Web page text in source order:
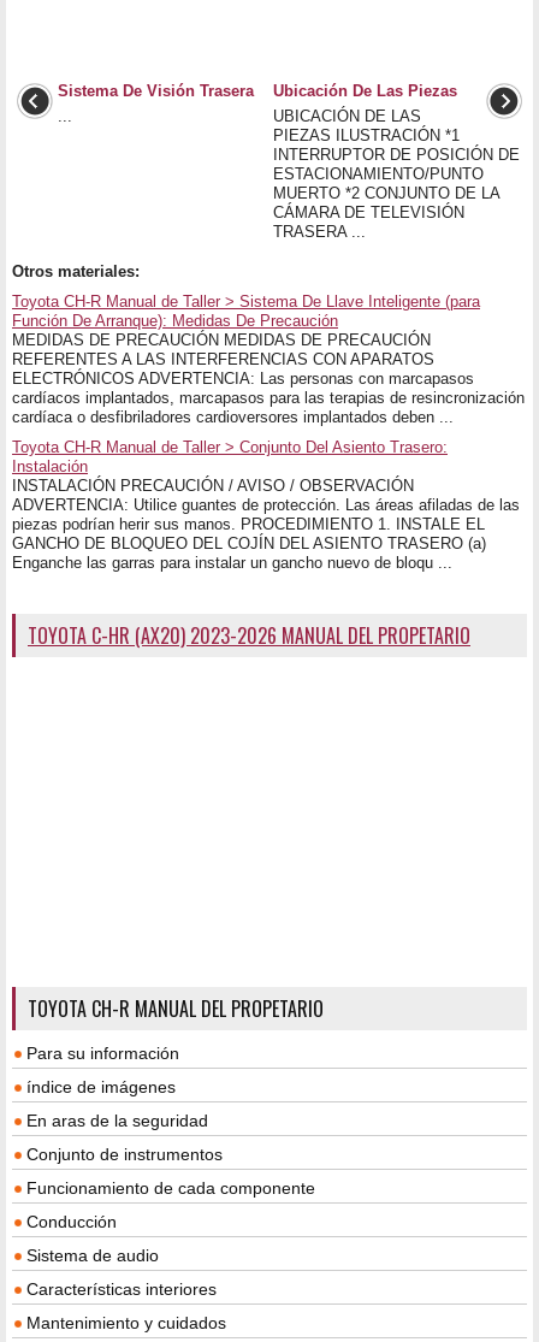
Sistema De Visión Trasera
...
Ubicación De Las Piezas
UBICACIÓN DE LAS
PIEZAS ILUSTRACIÓN *1
INTERRUPTOR DE POSICIÓN DE
ESTACIONAMIENTO/PUNTO
MUERTO *2 CONJUNTO DE LA
CÁMARA DE TELEVISIÓN
TRASERA ...
Otros materiales:
Toyota CH-R Manual de Taller > Sistema De Llave Inteligente (para
Función De Arranque): Medidas De Precaución
MEDIDAS DE PRECAUCIÓN MEDIDAS DE PRECAUCIÓN
REFERENTES A LAS INTERFERENCIAS CON APARATOS
ELECTRÓNICOS ADVERTENCIA: Las personas con marcapasos
cardíacos implantados, marcapasos para las terapias de resincronización
cardíaca o desfibriladores cardioversores implantados deben ...
Toyota CH-R Manual de Taller > Conjunto Del Asiento Trasero:
Instalación
INSTALACIÓN PRECAUCIÓN / AVISO / OBSERVACIÓN
ADVERTENCIA: Utilice guantes de protección. Las áreas afiladas de las
piezas podrían herir sus manos. PROCEDIMIENTO 1. INSTALE EL
GANCHO DE BLOQUEO DEL COJÍN DEL ASIENTO TRASERO (a)
Enganche las garras para instalar un gancho nuevo de bloqu ...
TOYOTA C-HR (AX20) 2023-2026 MANUAL DEL PROPETARIO
TOYOTA CH-R MANUAL DEL PROPETARIO
Para su información
índice de imágenes
En aras de la seguridad
Conjunto de instrumentos
Funcionamiento de cada componente
Conducción
Sistema de audio
Características interiores
Mantenimiento y cuidados